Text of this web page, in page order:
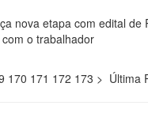
nova etapa com edital de
o trabalhador
170 171 172 173 > Última